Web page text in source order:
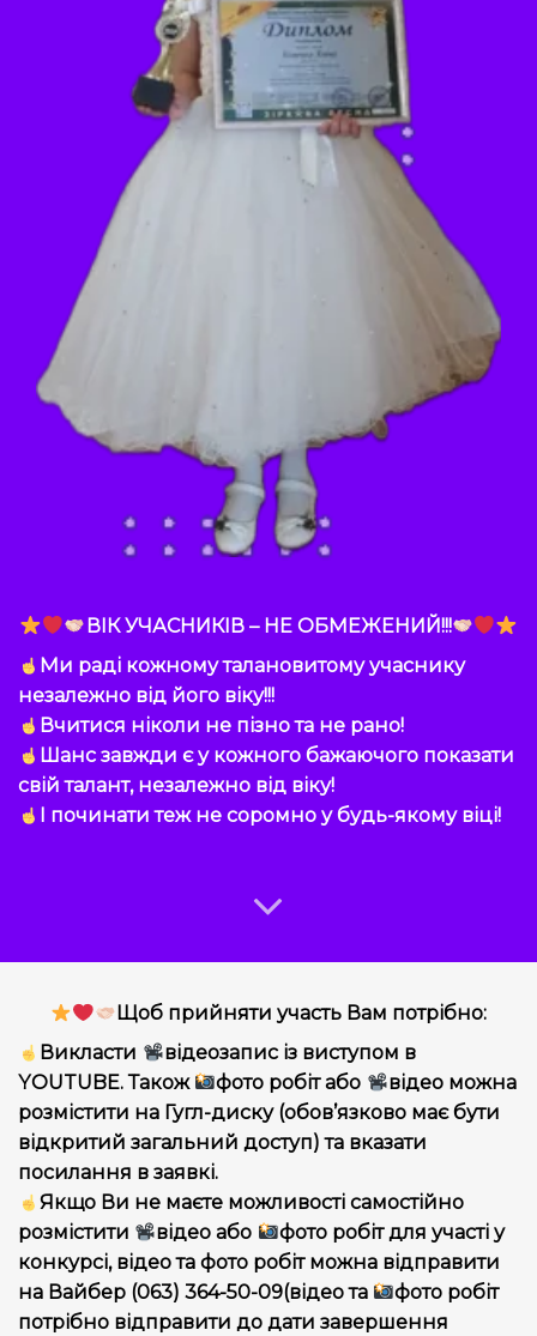
ВІК УЧАСНИКІВ – НЕ ОБМЕЖЕНИЙ!!!
Ми раді кожному талановитому учаснику
незалежно від його віку!!!
Вчитися ніколи не пізно та не рано!
Шанс завжди є у кожного бажаючого показати
свій талант, незалежно від віку!
І починати теж не соромно у будь-якому віці!
Щоб прийняти участь Вам потрібно:
Викласти
відеозапис із виступом в
YOUTUBE. Також
фото робіт або
відео можна
розмістити на Гугл-диску (обов’язково має бути
відкритий загальний доступ) та вказати
посилання в заявкі.
Якщо Ви не маєте можливості самостійно
розмістити
відео або
фото робіт для участі у
конкурсі, відео та фото робіт можна відправити
на Вайбер (063) 364-50-09(відео та
фото робіт
потрібно відправити до дати завершення